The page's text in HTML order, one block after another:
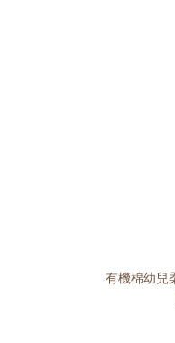
有機棉幼兒